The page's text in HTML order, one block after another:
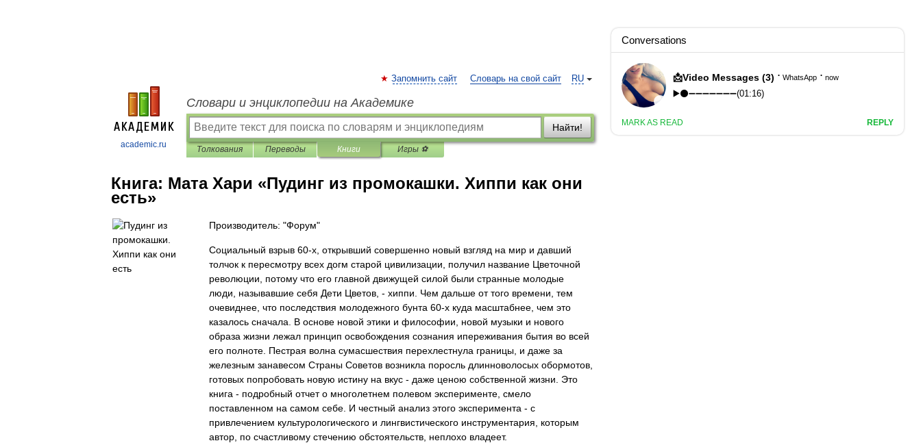
academic.ru
RU
Запомнить сайт Словарь на свой сайт
Словари и энциклопедии на Академике
Найти!
Толкования Переводы Книги Игры ⚽
Книга: Мата Хари «Пудинг из промокашки. Хиппи как они
есть»
Производитель: "Форум"
Социальный взрыв 60-х, открывший совершенно новый взгляд на мир и давший
толчок к пересмотру всех догм старой цивилизации, получил название Цветочной
революции, потому что его главной движущей силой были странные молодые
люди, называвшие себя Дети Цветов, - хиппи. Чем дальше от того времени, тем
очевиднее, что последствия молодежного бунта 60-х куда масштабнее, чем это
казалось сначала. В основе новой этики и философии, новой музыки и нового
образа жизни лежал принцип освобождения сознания ипереживания бытия во всей
его полноте. Пестрая волна сумасшествия перехлестнула границы, и даже за
железным занавесом Страны Советов возникла поросль длинноволосых обормотов,
готовых попробовать новую истину на вкус - даже ценою собственной жизни. Это
книга - подробный отчет о многолетнем полевом эксперименте, смело
поставленном на самом себе. И честный анализ этого эксперимента - с
привлечением культурологического и лингвистического инструментария, которым
автор, по счастливому стечению обстоятельств, неплохо владеет.